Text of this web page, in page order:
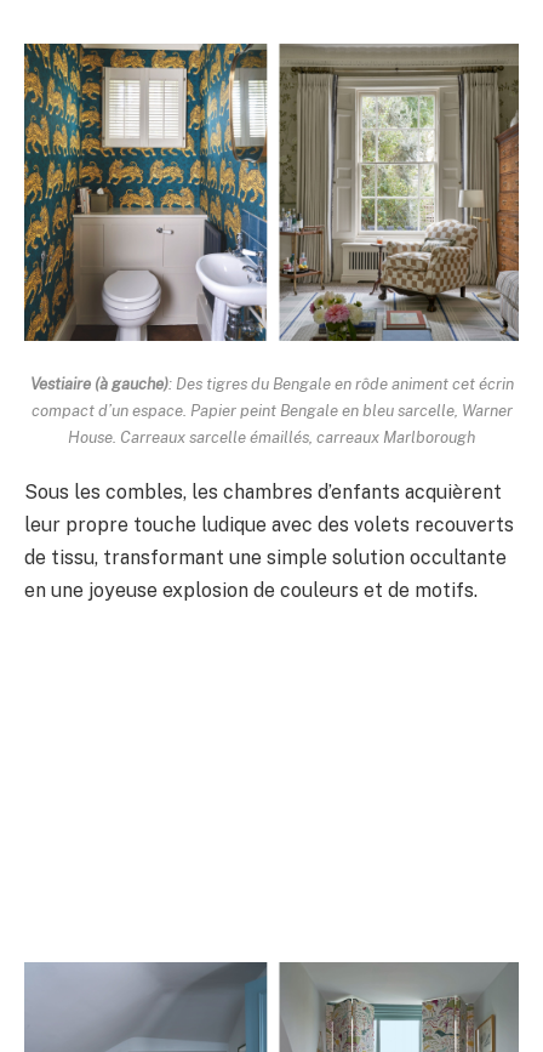
Vestiaire (à gauche): Des tigres du Bengale en rôde animent cet écrin
compact d’un espace. Papier peint Bengale en bleu sarcelle, Warner
House. Carreaux sarcelle émaillés, carreaux Marlborough
Sous les combles, les chambres d’enfants acquièrent
leur propre touche ludique avec des volets recouverts
de tissu, transformant une simple solution occultante
en une joyeuse explosion de couleurs et de motifs.